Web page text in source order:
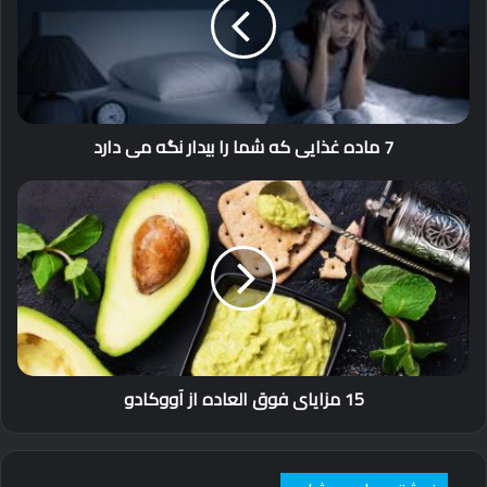
بیماری رفلاکس معده (GERD)
عدم تحمل لاکتوز
انسداد روده کوچک یا روده بزرگ
رشد بیش از حد باکتری ها در روده کوچک
بلعیدن هوا
سیگار کشیدن
آدامس
پرخوری
شما
نگه
می
7 ماده غذایی که شما را بیدار نگه می دارد
مزایای
فوق
العاده
آووکادو
15 مزایای فوق العاده از آووکادو